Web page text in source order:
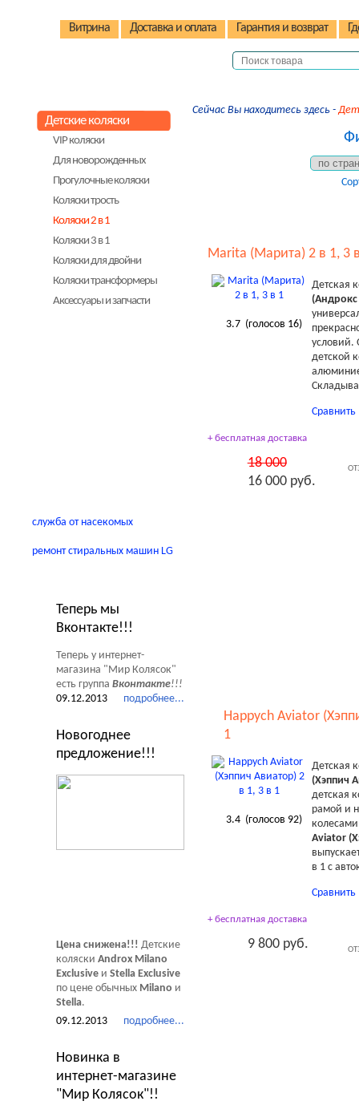
Витрина Доставка и оплата Гарантия и возврат
Сейчас Вы находитесь здесь -
Marita (Марита) 2 в 1, 3
3.7(голосов 16)
Детская
(Андрокс
условий.
детской
Сравнить
+ бесплатная доставка
18 000
16 000 руб.
Happych Aviator
1
3.4(голосов 92)
Детская
(Хэппич
детская
рамой и
Aviator
в 1 с
Сравнить
+ бесплатная доставка
9 800 руб.
Детские коляски
VIP коляски
Для новорожденных
Прогулочные коляски
Коляски трость
Коляски 2 в 1
Коляски 3 в 1
Коляски для двойни
Коляски трансформеры
Аксессуары и запчасти
служба от насекомых
ремонт стиральных машин LG
Теперь мы
Вконтакте!!!
Теперь у интернет-
магазина "Мир Колясок"
есть группа Вконтакте!!!
подробнее...
09.12.2013
Новогоднее
предложение!!!
Цена снижена!!! Детские
коляски Androx Milano
Exclusive и Stella Exclusive
по цене обычных Milano и
Stella.
подробнее...
09.12.2013
Новинка в
интернет-магазине
"Мир Колясок"!!